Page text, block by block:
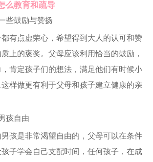
么教育和疏导
些鼓励与赞扬
有点虚荣心，希望得到大人的认可和赞
上的褒奖。父母应该利用恰当的鼓励，
肯定孩子们的想法，满足他们有时候小
样做更有利于父母和孩子建立健康的亲
孩自由
孩是非常渴望自由的，父母可以在条件
子学会自己支配时间，任何孩子，在成